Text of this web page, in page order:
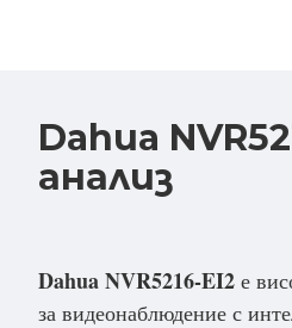
Dahua
анализ
Dahua NVR5216-EI2 е
за видеонаблюдение с